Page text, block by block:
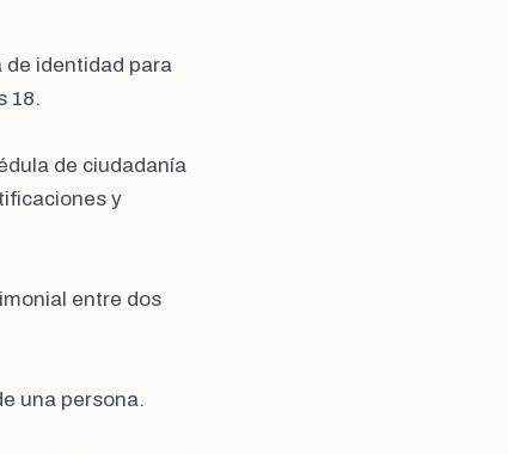
de identidad para
18.
de ciudadanía
y
entre dos
una persona.